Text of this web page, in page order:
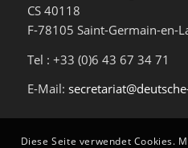
CS 40118
F-78105 Saint-Germain-en-
Tel : +33 (0)6 43 67 34 71
E-Mail:
Diese Seite verwendet Cookies.